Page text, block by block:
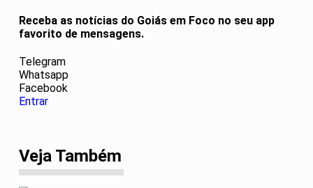
Receba as notícias do Goiás em Foco no seu app
favorito de mensagens.
Telegram
Whatsapp
Facebook
Entrar
Veja Também